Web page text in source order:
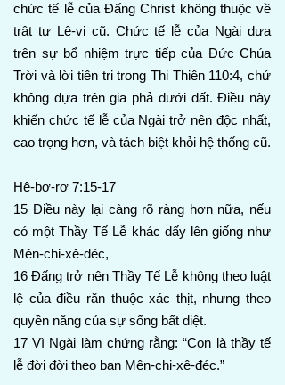
chức tế lễ của Đấng Christ không thuộc về
trật tự Lê-vi cũ. Chức tế lễ của Ngài dựa
trên sự bổ nhiệm trực tiếp của Đức Chúa
Trời và lời tiên tri trong Thi Thiên 110:4, chứ
không dựa trên gia phả dưới đất. Điều này
khiến chức tế lễ của Ngài trở nên độc nhất,
cao trọng hơn, và tách biệt khỏi hệ thống cũ.
Hê-bơ-rơ 7:15-17
15 Điều này lại càng rõ ràng hơn nữa, nếu
có một Thầy Tế Lễ khác dấy lên giống như
Mên-chi-xê-đéc,
16 Đấng trở nên Thầy Tế Lễ không theo luật
lệ của điều răn thuộc xác thịt, nhưng theo
quyền năng của sự sống bất diệt.
17 Vì Ngài làm chứng rằng: “Con là thầy tế
lễ đời đời theo ban Mên-chi-xê-đéc.”